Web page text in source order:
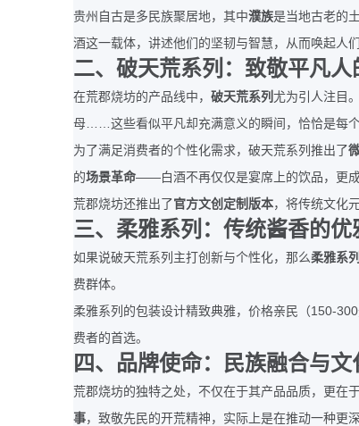
贵州自古是多民族聚居地，其中濮族是当地古老的
酒这一载体，讲述他们的坚韧与智慧，从而唤起人
二、破天荒系列：致敬平凡人
在荒郡烧坊的产品线中， 破天荒系列 尤为引人注目
母
这些看似平凡却充满意义的瞬间，恰恰是每
为了满足消费者的个性化需求，破天荒系列推出了
的场景革命——白酒不再仅仅是宴席上的饮品，更
荒郡烧坊还推出了 官方文创定制版本，将传统文化
三、柔雅系列：传统酱香的优
如果说破天荒系列主打创新与个性化，那么柔雅系列
费群体。
柔雅系列的包装设计精致典雅，价格亲民（150-300
费者的首选。
四、品牌使命：民族融合与文
荒郡烧坊的独特之处，不仅在于其产品品质，更在
事，致敬先民的开荒精神，实际上是在推动一种更